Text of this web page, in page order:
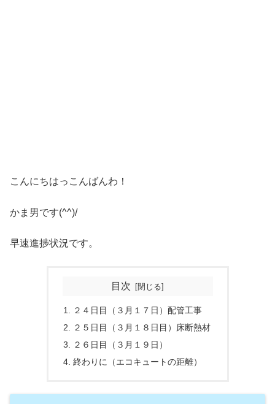
こんにちはっこんばんわ！
かま男です(^^)/
早速進捗状況です。
目次
２４日目（３月１７日）配管工事
２５日目（３月１８日目）床断熱材
２６日目（３月１９日）
終わりに（エコキュートの距離）